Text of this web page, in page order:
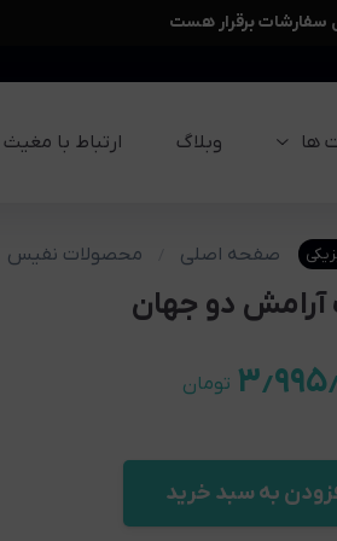
سفارشات برقرار هست
ها وبلاگ ارتباط با مغیث
صفحه اصلی محصولات نفیس
دو جهان
تومان
به سبد خرید